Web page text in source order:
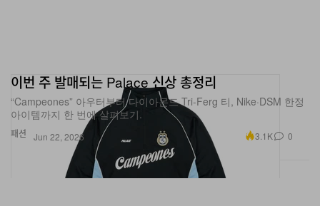
패션
이번 주 발매되는 Palace 신상 총정리
“Campeones” 아우터부터 다이아몬드 Tri-Ferg 티, Nike·DSM 한정
아이템까지 한 번에 살펴보기.
Jun 22, 2026 3.1K 0